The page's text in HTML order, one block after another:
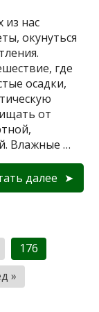
из нас
окунуться
где
осадки,
от
Влажные …
далее
176
»